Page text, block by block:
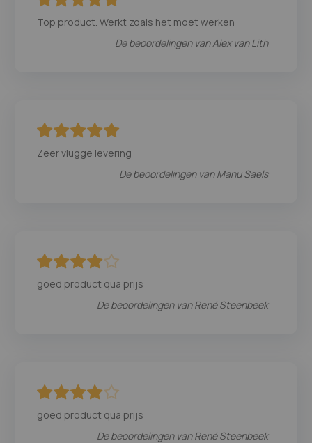
Top product. Werkt zoals het moet werken
De beoordelingen vanAlex van Lith
Zeer vlugge levering
De beoordelingen vanManu Saels
goed product qua prijs
De beoordelingen vanRené Steenbeek
goed product qua prijs
De beoordelingen vanRené Steenbeek